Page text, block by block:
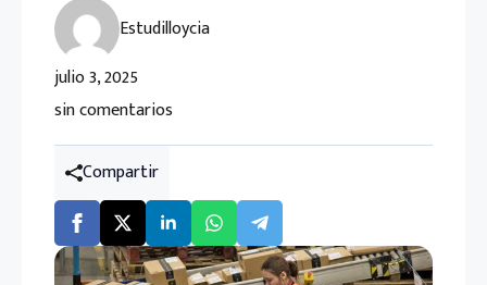
Estudilloycia
julio 3, 2025
sin comentarios
Compartir